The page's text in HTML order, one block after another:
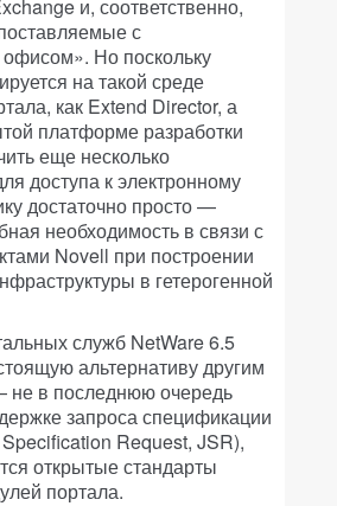
и, соответственно,
с
Но поскольку
на такой среде
как Extend Director, а
платформе разработки
еще несколько
доступа к электронному
достаточно просто —
необходимость в связи с
Novell при построении
в гетерогенной
служб NetWare 6.5
альтернативу другим
в последнюю очередь
запроса спецификации
Request, JSR),
открытые стандарты
портала.